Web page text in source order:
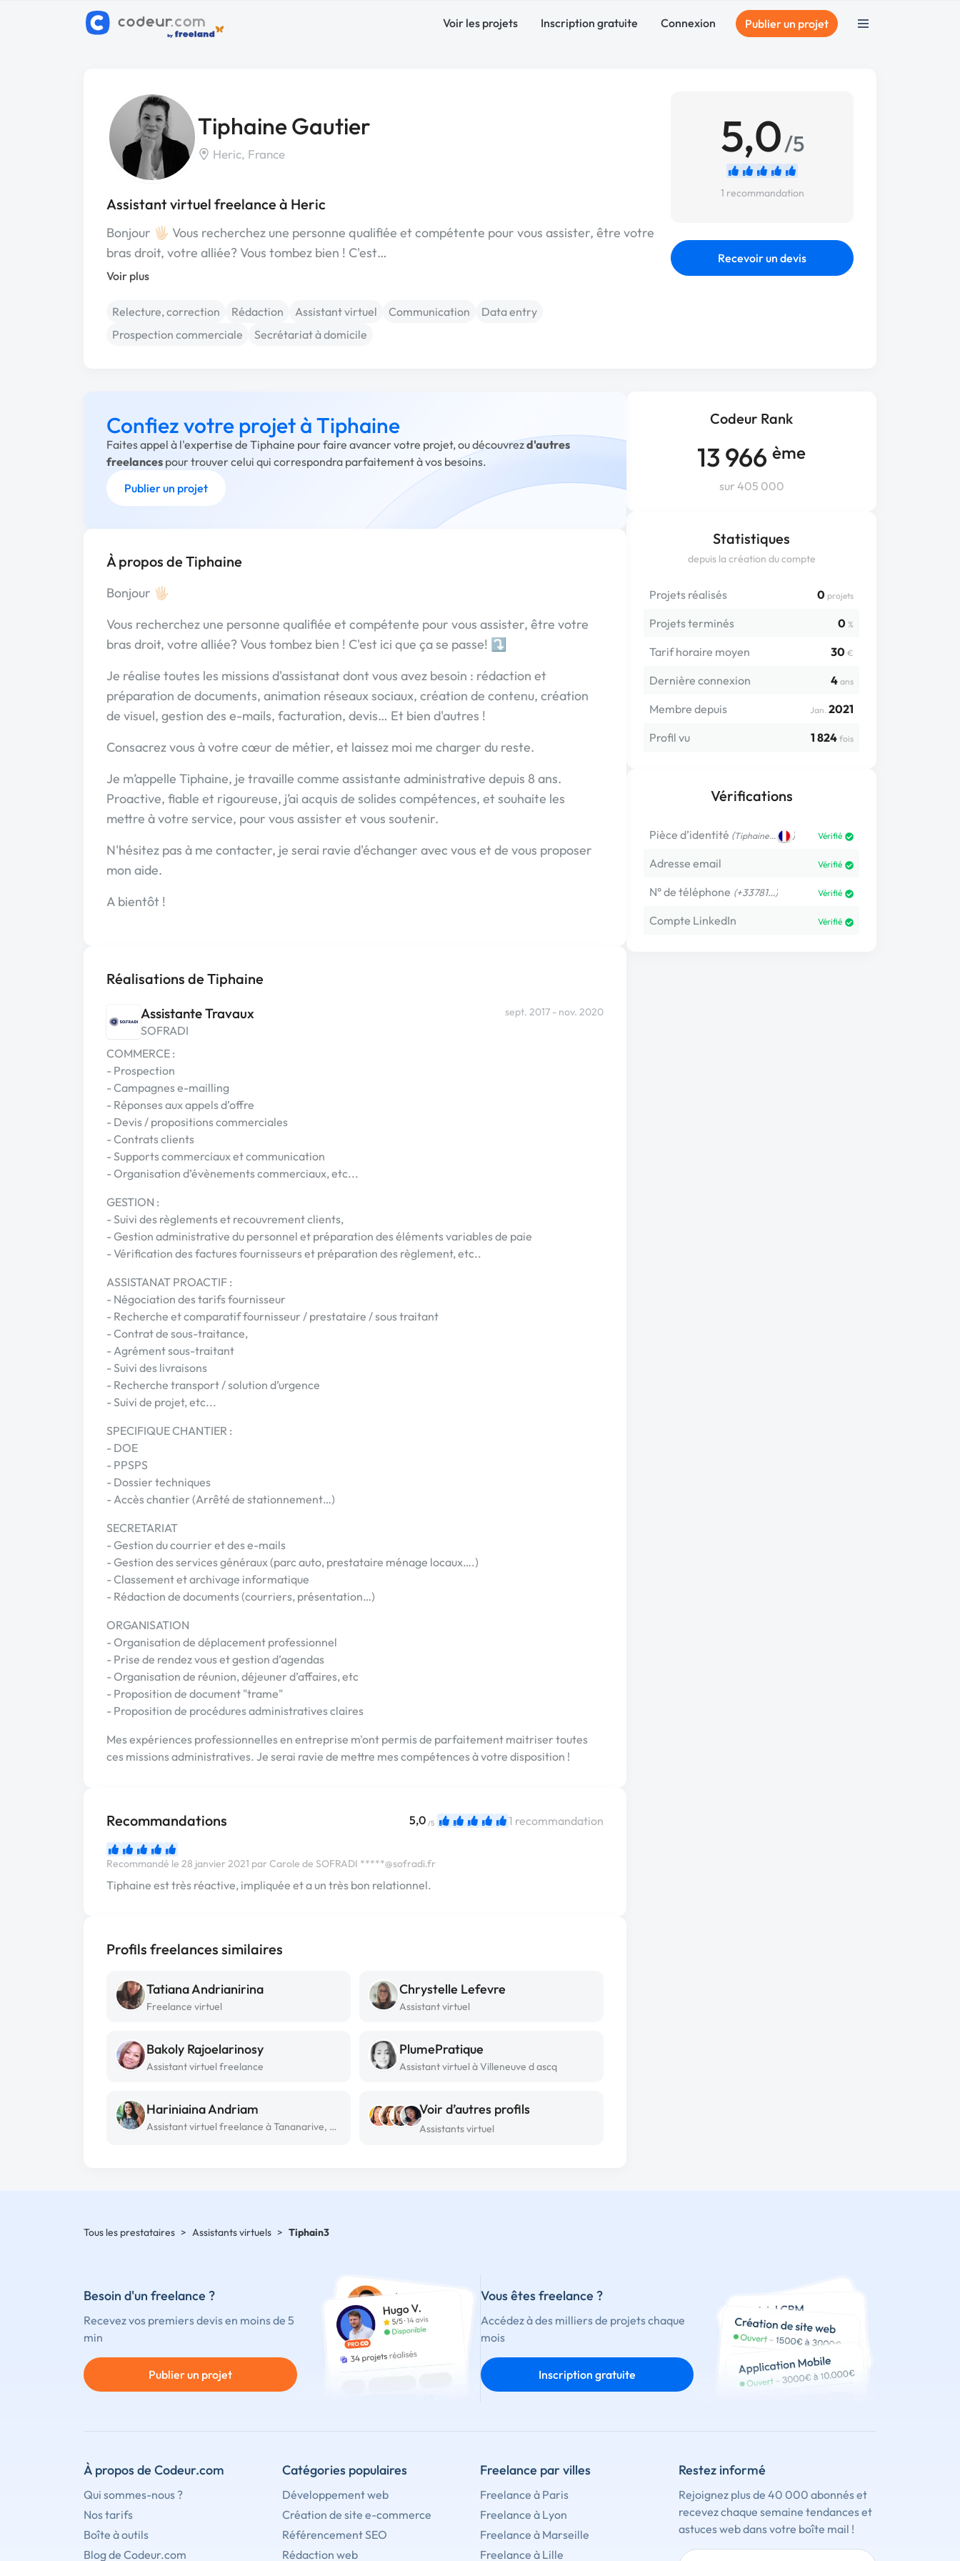
Voir les projets Inscription gratuite Connexion Publier un projet
Tiphaine Gautier
Heric, France
Assistant virtuel freelance à Heric
Bonjour 🖐🏻 Vous recherchez une personne qualifiée et compétente pour vous assister, être votre
bras droit, votre alliée? Vous tombez bien ! C'est…
Voir plus
Relecture, correction Rédaction Assistant virtuel Communication
Data entry
Prospection commerciale
Secrétariat à domicile
5,0/5
1 recommandation
Recevoir un devis
Codeur Rank
13 966 ème
sur 405 000
Statistiques
depuis la création du compte
Projets réalisés 0 projets
Projets terminés 0 %
Tarif horaire moyen 30 €
Dernière connexion 4 ans
Membre depuis Jan. 2021
Profil vu
1 824 fois
Vérifications
Pièce d’identité (Tiphaine… ) Vérifié
Adresse email Vérifié
N° de téléphone (+33781…) Vérifié
Compte LinkedIn Vérifié
Confiez votre projet à Tiphaine
Faites appel à l'expertise de Tiphaine pour faire avancer votre projet, ou découvrezd'autres
freelances pour trouver celui qui correspondra parfaitement à vos besoins.
Publier un projet
À propos de Tiphaine
Bonjour 🖐🏻
Vous recherchez une personne qualifiée et compétente pour vous assister, être votre
bras droit, votre alliée? Vous tombez bien ! C'est ici que ça se passe! ⤵
Je réalise toutes les missions d'assistanat dont vous avez besoin : rédaction et
préparation de documents, animation réseaux sociaux, création de contenu, création
de visuel, gestion des e-mails, facturation, devis… Et bien d'autres !
Consacrez vous à votre cœur de métier, et laissez moi me charger du reste.
Je m’appelle Tiphaine, je travaille comme assistante administrative depuis 8 ans.
Proactive, fiable et rigoureuse, j’ai acquis de solides compétences, et souhaite les
mettre à votre service, pour vous assister et vous soutenir.
N'hésitez pas à me contacter, je serai ravie d'échanger avec vous et de vous proposer
mon aide.
A bientôt !
Réalisations de Tiphaine
Assistante Travaux
SOFRADI
sept. 2017 - nov. 2020
COMMERCE :
- Prospection
- Campagnes e-mailling
- Réponses aux appels d’offre
- Devis / propositions commerciales
- Contrats clients
- Supports commerciaux et communication
- Organisation d’évènements commerciaux, etc...
GESTION :
- Suivi des règlements et recouvrement clients,
- Gestion administrative du personnel et préparation des éléments variables de paie
- Vérification des factures fournisseurs et préparation des règlement, etc..
ASSISTANAT PROACTIF :
- Négociation des tarifs fournisseur
- Recherche et comparatif fournisseur / prestataire / sous traitant
- Contrat de sous-traitance,
- Agrément sous-traitant
- Suivi des livraisons
- Recherche transport / solution d’urgence
- Suivi de projet, etc...
SPECIFIQUE CHANTIER :
- DOE
- PPSPS
- Dossier techniques
- Accès chantier (Arrêté de stationnement…)
SECRETARIAT
- Gestion du courrier et des e-mails
- Gestion des services généraux (parc auto, prestataire ménage locaux….)
- Classement et archivage informatique
- Rédaction de documents (courriers, présentation…)
ORGANISATION
- Organisation de déplacement professionnel
- Prise de rendez vous et gestion d’agendas
- Organisation de réunion, déjeuner d’affaires, etc
- Proposition de document "trame"
- Proposition de procédures administratives claires
Mes expériences professionnelles en entreprise m'ont permis de parfaitement maitriser toutes
ces missions administratives. Je serai ravie de mettre mes compétences à votre disposition !
Recommandations 5,0 /5 1 recommandation
Recommandé le 28 janvier 2021 par Carole de SOFRADI *****@sofradi.fr
Tiphaine est très réactive, impliquée et a un très bon relationnel.
Profils freelances similaires
Tatiana Andrianirina
Freelance virtuel
Chrystelle Lefevre
Assistant virtuel
Bakoly Rajoelarinosy
Assistant virtuel freelance
PlumePratique
Assistant virtuel à Villeneuve d ascq
Hariniaina Andriam
Assistant virtuel freelance à Tananarive, antananarivo
Voir d’autres profils
Assistants virtuel
Tous les prestataires > Assistants virtuels > Tiphain3
Besoin d'un freelance ?
Recevez vos premiers devis en moins de 5
min
Publier un projet
Vous êtes freelance ?
Accédez à des milliers de projets chaque
mois
Inscription gratuite
À propos de Codeur.com
Qui sommes-nous ?
Nos tarifs
Boîte à outils
Blog de Codeur.com
Catégories populaires
Développement web
Création de site e-commerce
Référencement SEO
Rédaction web
Freelance par villes
Freelance à Paris
Freelance à Lyon
Freelance à Marseille
Freelance à Lille
Restez informé
Rejoignez plus de 40 000 abonnés et
recevez chaque semaine tendances et
astuces web dans votre boîte mail !